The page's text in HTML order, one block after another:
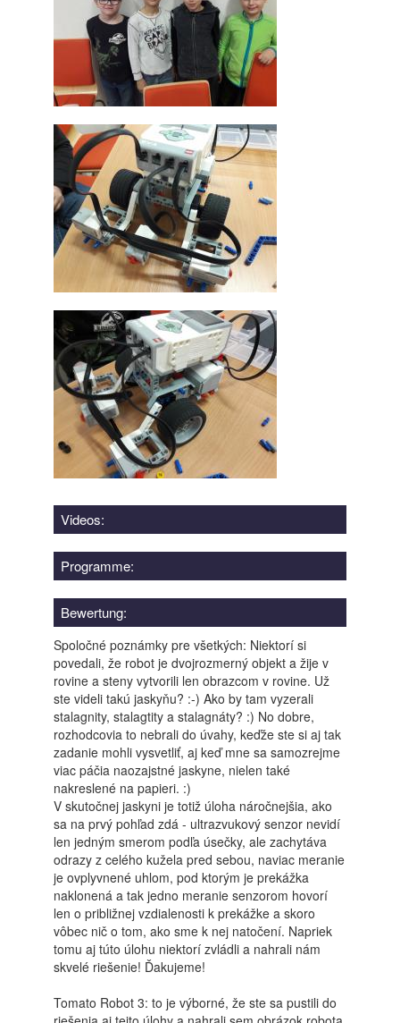
Videos:
Programme:
Bewertung:
Spoločné poznámky pre všetkých: Niektorí si
povedali, že robot je dvojrozmerný objekt a žije v
rovine a steny vytvorili len obrazcom v rovine. Už
ste videli takú jaskyňu? :-) Ako by tam vyzerali
stalagnity, stalagtity a stalagnáty? :) No dobre,
rozhodcovia to nebrali do úvahy, keďže ste si aj tak
zadanie mohli vysvetliť, aj keď mne sa samozrejme
viac páčia naozajstné jaskyne, nielen také
nakreslené na papieri. :)
V skutočnej jaskyni je totiž úloha náročnejšia, ako
sa na prvý pohľad zdá - ultrazvukový senzor nevidí
len jedným smerom podľa úsečky, ale zachytáva
odrazy z celého kužela pred sebou, naviac meranie
je ovplyvnené uhlom, pod ktorým je prekážka
naklonená a tak jedno meranie senzorom hovorí
len o približnej vzdialenosti k prekážke a skoro
vôbec nič o tom, ako sme k nej natočení. Napriek
tomu aj túto úlohu niektorí zvládli a nahrali nám
skvelé riešenie! Ďakujeme!
Tomato Robot 3: to je výborné, že ste sa pustili do